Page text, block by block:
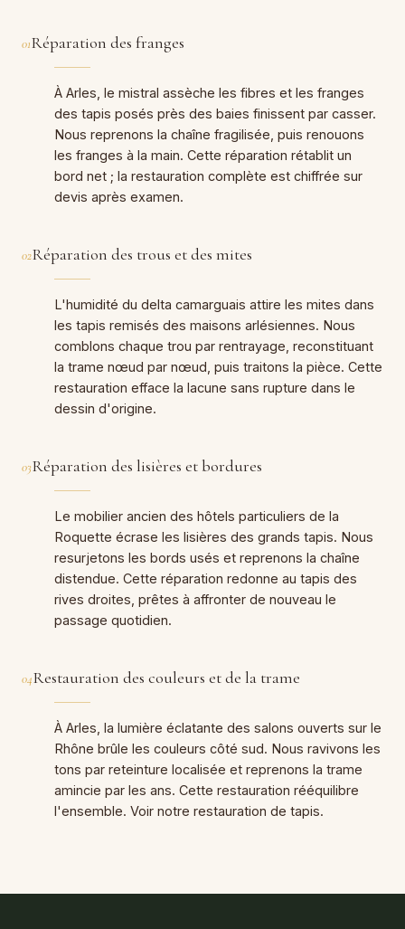
01Réparation des franges
À Arles, le mistral assèche les fibres et les franges
des tapis posés près des baies finissent par casser.
Nous reprenons la chaîne fragilisée, puis renouons
les franges à la main. Cette réparation rétablit un
bord net ; la restauration complète est chiffrée sur
devis après examen.
02Réparation des trous et des mites
L'humidité du delta camarguais attire les mites dans
les tapis remisés des maisons arlésiennes. Nous
comblons chaque trou par rentrayage, reconstituant
la trame nœud par nœud, puis traitons la pièce. Cette
restauration efface la lacune sans rupture dans le
dessin d'origine.
03Réparation des lisières et bordures
Le mobilier ancien des hôtels particuliers de la
Roquette écrase les lisières des grands tapis. Nous
resurjetons les bords usés et reprenons la chaîne
distendue. Cette réparation redonne au tapis des
rives droites, prêtes à affronter de nouveau le
passage quotidien.
04Restauration des couleurs et de la trame
À Arles, la lumière éclatante des salons ouverts sur le
Rhône brûle les couleurs côté sud. Nous ravivons les
tons par reteinture localisée et reprenons la trame
amincie par les ans. Cette restauration rééquilibre
l'ensemble. Voir notre restauration de tapis.